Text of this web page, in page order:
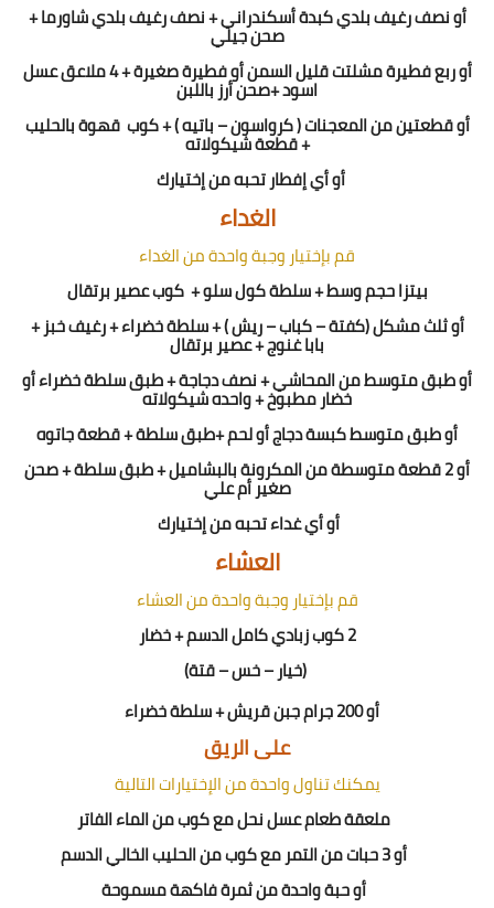
أو نصف رغيف بلدي كبدة أسكندراني + نصف رغيف بلدي شاورما +
صحن جيلي
أو ربع فطيرة مشلتت قليل السمن أو فطيرة صغيرة + 4 ملاعق عسل
اسود +صحن أرز باللبن
أو قطعتين من المعجنات ( كرواسون – باتيه ) + كوب قهوة بالحليب
+ قطعة شيكولاته
أو أي إفطار تحبه من إختيارك
الغداء
قم بإختيار وجبة واحدة من الغداء
بيتزا حجم وسط + سلطة كول سلو + كوب عصير برتقال
أو ثلث مشكل (كفتة – كباب – ريش ) + سلطة خضراء + رغيف خبز +
بابا غنوج + عصير برتقال
أو طبق متوسط من المحاشي + نصف دجاجة + طبق سلطة خضراء أو
خضار مطبوخ + واحده شيكولاته
أو طبق متوسط كبسة دجاج أو لحم +طبق سلطة + قطعة جاتوه
أو 2 قطعة متوسطة من المكرونة بالبشاميل + طبق سلطة + صحن
صغير أم علي
أو أي غداء تحبه من إختيارك
العشاء
قم بإختيار وجبة واحدة من العشاء
2 كوب زبادي كامل الدسم + خضار
(خيار – خس – قتة)
أو 200 جرام جبن قريش + سلطة خضراء
على الريق
يمكنك تناول واحدة من الإختيارات التالية
ملعقة طعام عسل نحل مع كوب من الماء الفاتر
أو 3 حبات من التمر مع كوب من الحليب الخالي الدسم
أو حبة واحدة من ثمرة فاكهة مسموحة